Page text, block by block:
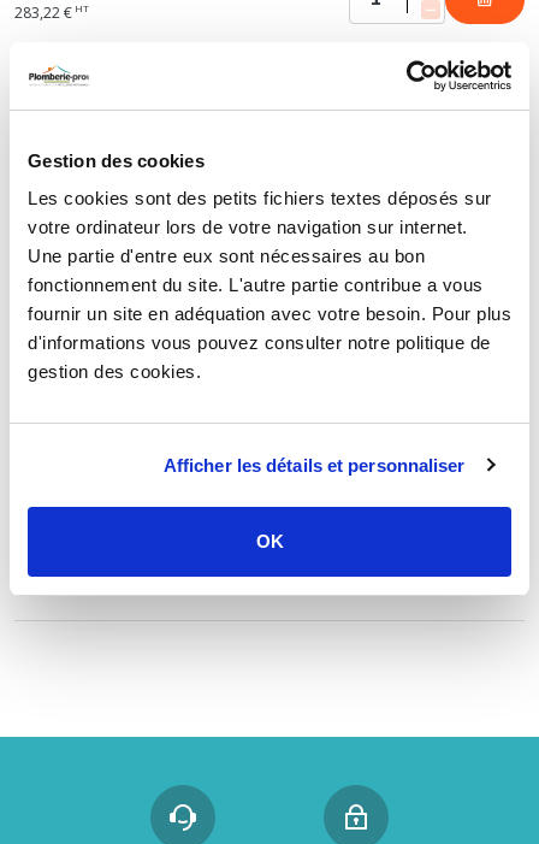
Gestion des cookies
Les cookies sont des petits fichiers textes déposés sur
votre ordinateur lors de votre navigation sur internet.
Une partie d'entre eux sont nécessaires au bon
fonctionnement du site. L'autre partie contribue a vous
fournir un site en adéquation avec votre besoin. Pour plus
d'informations vous pouvez consulter notre politique de
gestion des cookies.
Afficher les détails et personnaliser
OK
283,22 € HT
COURONNE BLANCHE
Tube cuivre recuit gainé Ø22 - longueur 25 m
486,11 €TTC
405,09 €HT
COURONNE IVOIRE SMISOL PLUS, KME
Tube cuivre recuit gainé Ø22 - longueur 25 m -
HT